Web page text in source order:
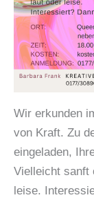
Wir erkunden
von Kraft. Zu
eingeladen,
Vielleicht sanft
leise.